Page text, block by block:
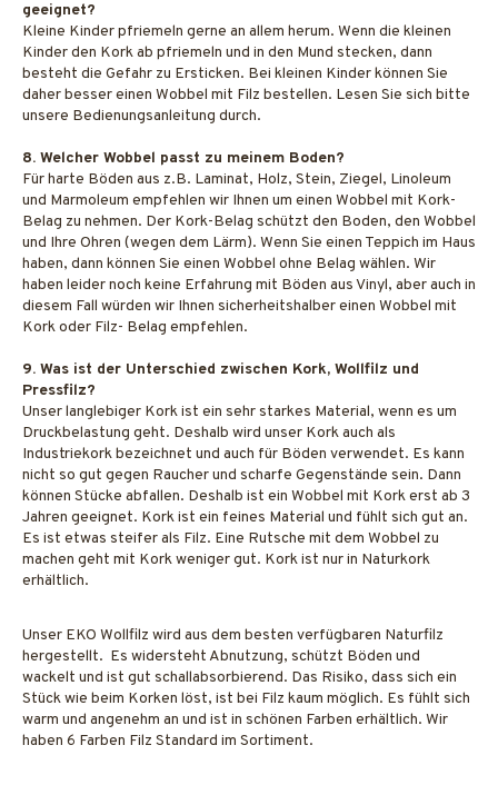
geeignet?
Kleine Kinder pfriemeln gerne an allem herum. Wenn die kleinen
Kinder den Kork ab pfriemeln und in den Mund stecken, dann
besteht die Gefahr zu Ersticken. Bei kleinen Kinder können Sie
daher besser einen Wobbel mit Filz bestellen. Lesen Sie sich bitte
unsere Bedienungsanleitung durch.
8. Welcher Wobbel passt zu meinem Boden?
Für harte Böden aus z.B. Laminat, Holz, Stein, Ziegel, Linoleum
und Marmoleum empfehlen wir Ihnen um einen Wobbel mit Kork-
Belag zu nehmen. Der Kork-Belag schützt den Boden, den Wobbel
und Ihre Ohren (wegen dem Lärm). Wenn Sie einen Teppich im Haus
haben, dann können Sie einen Wobbel ohne Belag wählen. Wir
haben leider noch keine Erfahrung mit Böden aus Vinyl, aber auch in
diesem Fall würden wir Ihnen sicherheitshalber einen Wobbel mit
Kork oder Filz- Belag empfehlen.
9. Was ist der Unterschied zwischen Kork, Wollfilz und
Pressfilz?
Unser langlebiger Kork ist ein sehr starkes Material, wenn es um
Druckbelastung geht. Deshalb wird unser Kork auch als
Industriekork bezeichnet und auch für Böden verwendet. Es kann
nicht so gut gegen Raucher und scharfe Gegenstände sein. Dann
können Stücke abfallen. Deshalb ist ein Wobbel mit Kork erst ab 3
Jahren geeignet. Kork ist ein feines Material und fühlt sich gut an.
Es ist etwas steifer als Filz. Eine Rutsche mit dem Wobbel zu
machen geht mit Kork weniger gut. Kork ist nur in Naturkork
erhältlich.
Unser EKO Wollfilz wird aus dem besten verfügbaren Naturfilz
hergestellt. Es widersteht Abnutzung, schützt Böden und
wackelt und ist gut schallabsorbierend. Das Risiko, dass sich ein
Stück wie beim Korken löst, ist bei Filz kaum möglich. Es fühlt sich
warm und angenehm an und ist in schönen Farben erhältlich. Wir
haben 6 Farben Filz Standard im Sortiment.